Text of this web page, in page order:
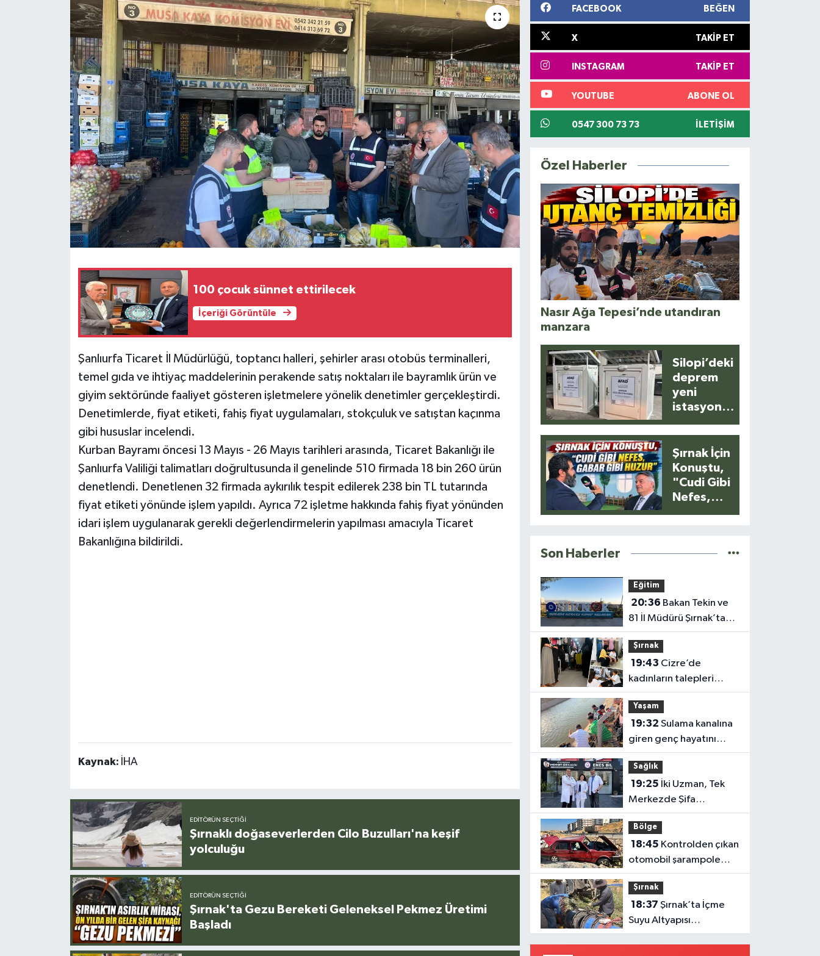
100 çocuk sünnet ettirilecek
İçeriği Görüntüle
Şanlıurfa Ticaret İl Müdürlüğü, toptancı halleri, şehirler arası otobüs terminalleri,
temel gıda ve ihtiyaç maddelerinin perakende satış noktaları ile bayramlık ürün ve
giyim sektöründe faaliyet gösteren işletmelere yönelik denetimler gerçekleştirdi.
Denetimlerde, fiyat etiketi, fahiş fiyat uygulamaları, stokçuluk ve satıştan kaçınma
gibi hususlar incelendi.
Kurban Bayramı öncesi 13 Mayıs - 26 Mayıs tarihleri arasında, Ticaret Bakanlığı ile
Şanlıurfa Valiliği talimatları doğrultusunda il genelinde 510 firmada 18 bin 260 ürün
denetlendi. Denetlenen 32 firmada aykırılık tespit edilerek 238 bin TL tutarında
fiyat etiketi yönünde işlem yapıldı. Ayrıca 72 işletme hakkında fahiş fiyat yönünden
idari işlem uygulanarak gerekli değerlendirmelerin yapılması amacıyla Ticaret
Bakanlığına bildirildi.
Kaynak: İHA
EDITÖRÜN SEÇTIĞI
Şırnaklı doğaseverlerden Cilo Buzulları'na keşif
yolculuğu
EDITÖRÜN SEÇTIĞI
Şırnak'ta Gezu Bereketi Geleneksel Pekmez Üretimi
Başladı
FACEBOOK BEĞEN
X TAKIP ET
INSTAGRAM TAKIP ET
YOUTUBE ABONE OL
0547 300 73 73 İLETIŞIM
Özel Haberler
Nasır Ağa Tepesi’nde utandıran
manzara
Silopi’deki
deprem
yeni
istasyonla
kaydedildi
Şırnak İçin
Konuştu,
"Cudi Gibi
Nefes,
Son Haberler
Eğitim
20:36
81 İl Müdürü Şırnak’ta
Toplanıyor
Şırnak
19:43
kadınların talepleri
sahada dinleniyor
Yaşam
19:32
giren genç hayatını
kaybetti
Sağlık
19:25
Merkezde Şifa
Dağıtacak
Bölge
18:45
otomobil şarampole
girdi: 1 yaralı
Şırnak
18:37
Suyu Altyapısı
Güçlendiriliyor
Siyaset
Teknoloji
Yazarlar